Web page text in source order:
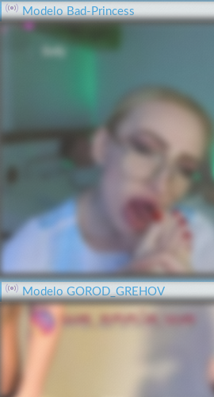
Modelo Bad-Princess
Modelo GOROD_GREHOV